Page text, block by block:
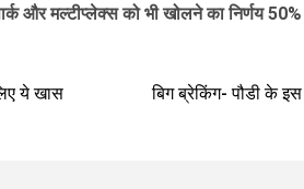
और मल्टीप्लेक्स को भी खोलने का निर्णय
ये खास
बिग ब्रेकिंग- पौडी के